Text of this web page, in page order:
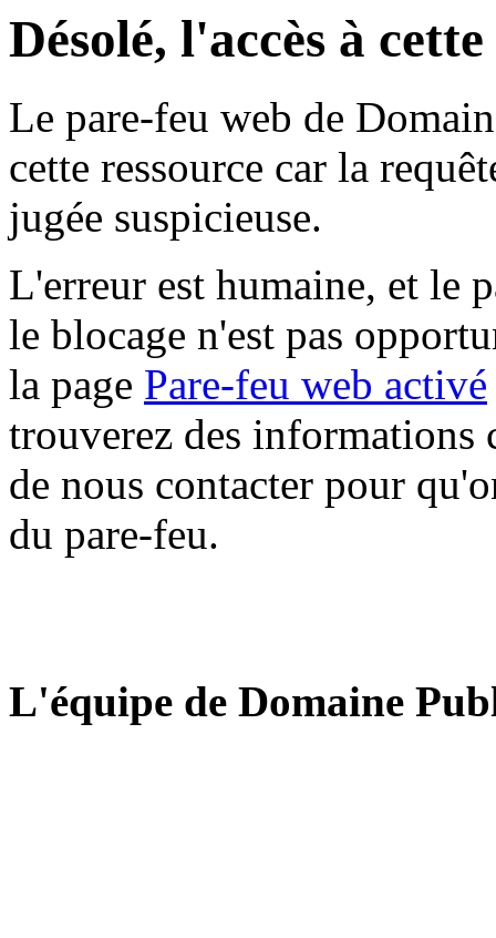
Désolé, l'accès à
Le pare-feu web de
cette ressource car la
jugée suspicieuse.
L'erreur est humaine, et le
le blocage n'est pas
la page Pare-feu web activé
trouverez des informations
de nous contacter pour
du pare-feu.
L'équipe de Domaine